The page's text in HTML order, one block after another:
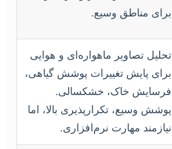
برای مناطق وسیع.
تحلیل تصاویر ماهواره‌ای و هوایی
برای پایش تغییرات پوشش گیاهی،
فرسایش خاک، خشکسالی.
پوشش وسیع، تکرارپذیری بالا، اما
نیازمند مهارت نرم‌افزاری.